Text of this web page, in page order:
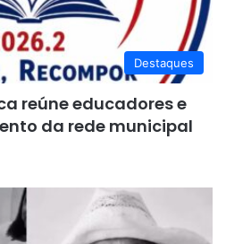
Destaques
reúne educadores e
da rede municipal